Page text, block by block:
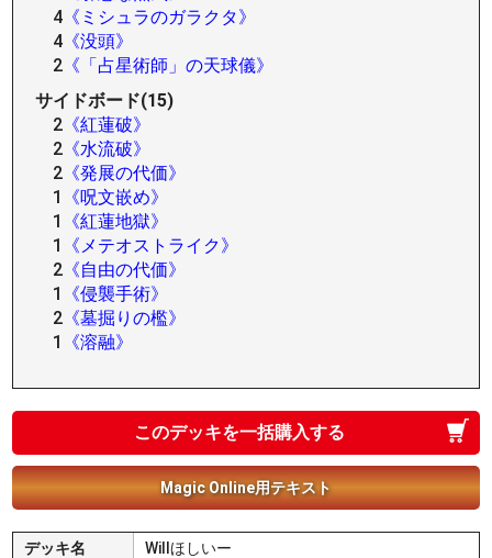
4 《ミシュラのガラクタ》
4 《没頭》
2 《「占星術師」の天球儀》
サイドボード(15)
2 《紅蓮破》
2 《水流破》
2 《発展の代価》
1
《呪文嵌め》
1
《紅蓮地獄》
1
《メテオストライク》
2 《自由の代価》
1
《侵襲手術》
2 《墓掘りの檻》
1
《溶融》
このデッキを一括購入する
Magic Online用テキスト
デッキ名
Willほしいー